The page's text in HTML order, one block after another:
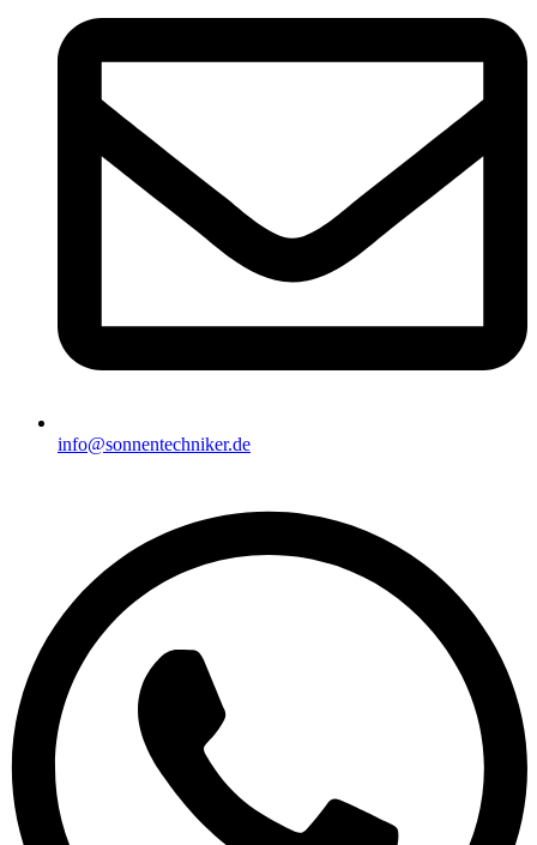
info@sonnentechniker.de